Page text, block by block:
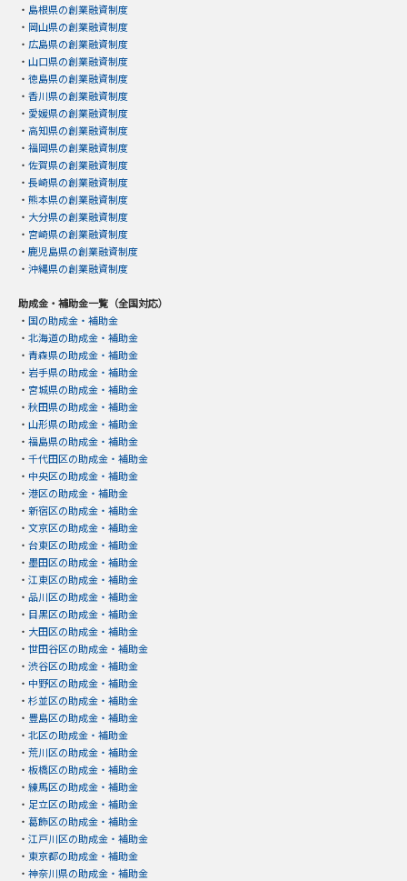
・ 島根県の創業融資制度
・ 岡山県の創業融資制度
・ 広島県の創業融資制度
・ 山口県の創業融資制度
・ 徳島県の創業融資制度
・ 香川県の創業融資制度
・ 愛媛県の創業融資制度
・ 高知県の創業融資制度
・ 福岡県の創業融資制度
・ 佐賀県の創業融資制度
・ 長崎県の創業融資制度
・ 熊本県の創業融資制度
・ 大分県の創業融資制度
・ 宮崎県の創業融資制度
・ 鹿児島県の創業融資制度
・ 沖縄県の創業融資制度
助成金・補助金一覧（全国対応）
・ 国の助成金・補助金
・ 北海道の助成金・補助金
・ 青森県の助成金・補助金
・ 岩手県の助成金・補助金
・ 宮城県の助成金・補助金
・ 秋田県の助成金・補助金
・ 山形県の助成金・補助金
・ 福島県の助成金・補助金
・ 千代田区の助成金・補助金
・ 中央区の助成金・補助金
・ 港区の助成金・補助金
・ 新宿区の助成金・補助金
・ 文京区の助成金・補助金
・ 台東区の助成金・補助金
・ 墨田区の助成金・補助金
・ 江東区の助成金・補助金
・ 品川区の助成金・補助金
・ 目黒区の助成金・補助金
・ 大田区の助成金・補助金
・ 世田谷区の助成金・補助金
・ 渋谷区の助成金・補助金
・ 中野区の助成金・補助金
・ 杉並区の助成金・補助金
・ 豊島区の助成金・補助金
・ 北区の助成金・補助金
・ 荒川区の助成金・補助金
・ 板橋区の助成金・補助金
・ 練馬区の助成金・補助金
・ 足立区の助成金・補助金
・ 葛飾区の助成金・補助金
・ 江戸川区の助成金・補助金
・ 東京都の助成金・補助金
・ 神奈川県の助成金・補助金